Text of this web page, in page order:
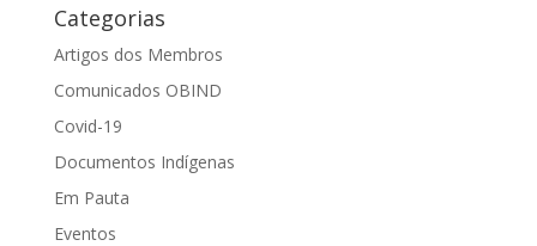
Categorias
Artigos dos Membros
Comunicados OBIND
Covid-19
Documentos Indígenas
Em Pauta
Eventos